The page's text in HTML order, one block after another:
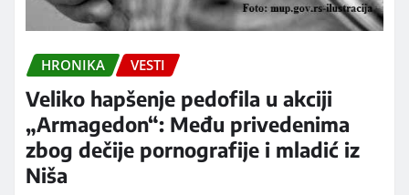
HRONIKA VESTI
Veliko hapšenje pedofila u akciji
„Armagedon“: Među privedenima
zbog dečije pornografije i mladić iz
Niša